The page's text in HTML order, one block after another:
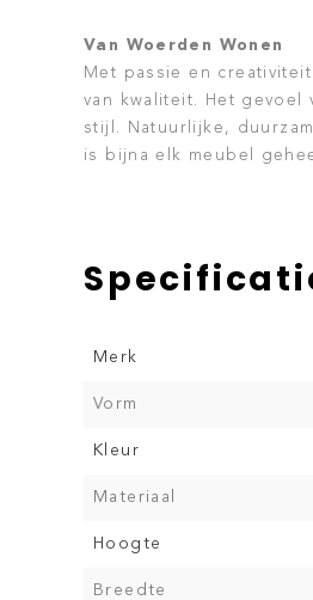
Van Woerden Wonen
Met passie en
van kwaliteit. Het gevoel
stijl. Natuurlijke,
is bijna elk meubel
Merk
Vorm
Kleur
Materiaal
Hoogte
Breedte